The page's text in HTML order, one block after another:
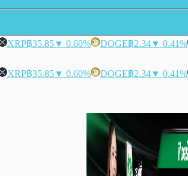
XRP฿35.85▼ 0.60% DOGE฿2.34▼ 0.41%
XRP฿35.85▼ 0.60% DOGE฿2.34▼ 0.41%